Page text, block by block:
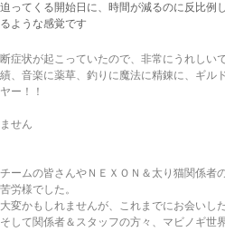
ってくる開始日に、時間が減るのに反比例
ような感覚です
症状が起こっていたので、非常にうれしい
、音楽に薬草、釣りに魔法に精錬に、ギル
ー！！
せん
ームの皆さんやＮＥＸＯＮ＆太り猫関係者
労様でした。
変かもしれませんが、これまでにお会いし
して関係者＆スタッフの方々、マビノギ世